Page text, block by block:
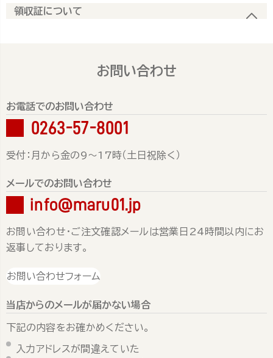
領収証について
お問い合わせ
お電話でのお問い合わせ
0263-57-8001
受付：月から金の9～17時（土日祝除く）
メールでのお問い合わせ
info@maru01.jp
お問い合わせ・ご注文確認メールは営業日24時間以内にお
返事しております。
お問い合わせフォーム
当店からのメールが届かない場合
下記の内容をお確かめください。
入力アドレスが間違えていた